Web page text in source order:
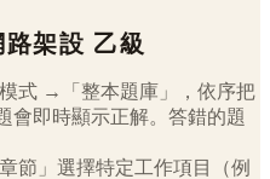
路架設 乙級
式 →「整本題庫」，依序把
會即時顯示正解。答錯的題
節」選擇特定工作項目（例